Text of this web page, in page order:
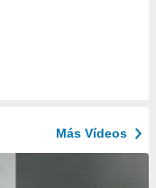
Más Vídeos